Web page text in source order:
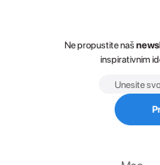
Ne propustite naš
inspirativnim